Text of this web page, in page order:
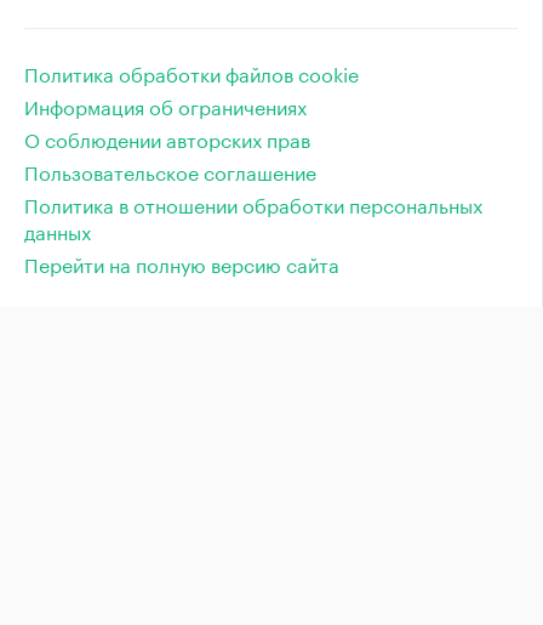
Политика обработки файлов cookie
Информация об ограничениях
О соблюдении авторских прав
Пользовательское соглашение
Политика в отношении обработки персональных
данных
Перейти на полную версию сайта